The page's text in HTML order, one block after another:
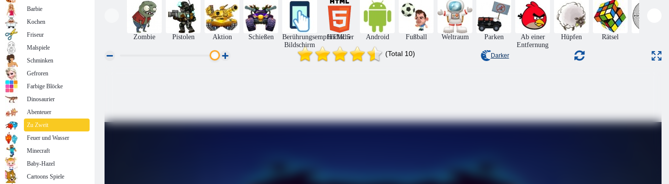
Bauernhof:
Nubik gegen
Zombies
Zombie Rage:
Merge 3D
Shawarma-
Kiosk-
Anomalie-Spiel
Der blutige
Stand
Elska
Dumme Wege
zu sterben 2
Zombie Pistolen Aktion Schießen
Berührungsempfindlicher
Bildschirm
HTML5 Android Fußball Weltraum Parken
Ab einer
Entfernung
Hüpfen Rätsel
(Total 10) Darker
Barbie
Kochen
Friseur
Malspiele
Schminken
Gefroren
Farbige Blöcke
Dinosaurier
Abenteuer
Zu Zweit
Feuer und Wasser
Minecraft
Baby-Hazel
Cartoons Spiele